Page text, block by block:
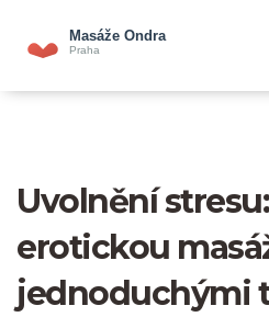
Uvolnění
erotickou
jednoduchými